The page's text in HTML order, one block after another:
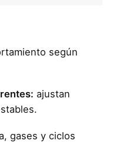
según
ajustan
gases y ciclos